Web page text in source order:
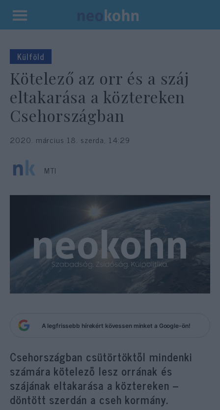
Kilépés
tartalomba
Külföld
Kötelező az orr és a száj
eltakarása a köztereken
Csehországban
2020. március 18. szerda, 14:29
MTI
A legfrissebb hírekért kövessen minket a Google-ön!
Csehországban csütörtöktől mindenki
számára kötelező lesz orrának és
szájának eltakarása a köztereken –
döntött szerdán a cseh kormány.